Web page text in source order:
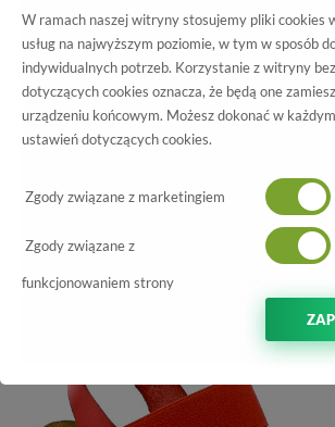
Wszystkie produkty
Sandały SPK Shoes
960/TC Rojo/Rojo
W ramach naszej witryny stosujemy pliki cookies
usług na najwyższym poziomie, w tym w sposób
indywidualnych potrzeb. Korzystanie z witryny
dotyczących cookies oznacza, że będą one
urządzeniu końcowym. Możesz dokonać w
ustawień dotyczących cookies.
Zgody związane z marketingiem
Zgody związane z
funkcjonowaniem strony